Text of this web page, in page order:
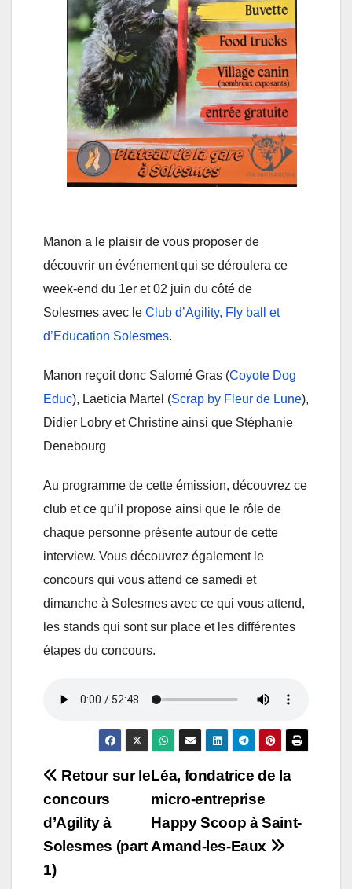
Manon a le plaisir de vous proposer de
découvrir un événement qui se déroulera ce
week-end du 1er et 02 juin du côté de
Solesmes avec le Club d’Agility, Fly ball et
d’Education Solesmes.
Manon reçoit donc Salomé Gras (Coyote Dog
Educ), Laeticia Martel (Scrap by Fleur de Lune),
Didier Lobry et Christine ainsi que Stéphanie
Denebourg
Au programme de cette émission, découvrez ce
club et ce qu’il propose ainsi que le rôle de
chaque personne présente autour de cette
interview. Vous découvrez également le
concours qui vous attend ce samedi et
dimanche à Solesmes avec ce qui vous attend,
les stands qui sont sur place et les différentes
étapes du concours.
Navigation
de
l’article
Léa, fondatrice de la
micro-entreprise
Happy Scoop à Saint-
Amand-les-Eaux
Retour sur le
concours
d’Agility à
Solesmes (part
1)